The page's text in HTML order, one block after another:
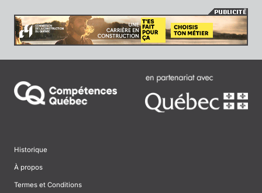
Historique
À propos
Termes et Conditions